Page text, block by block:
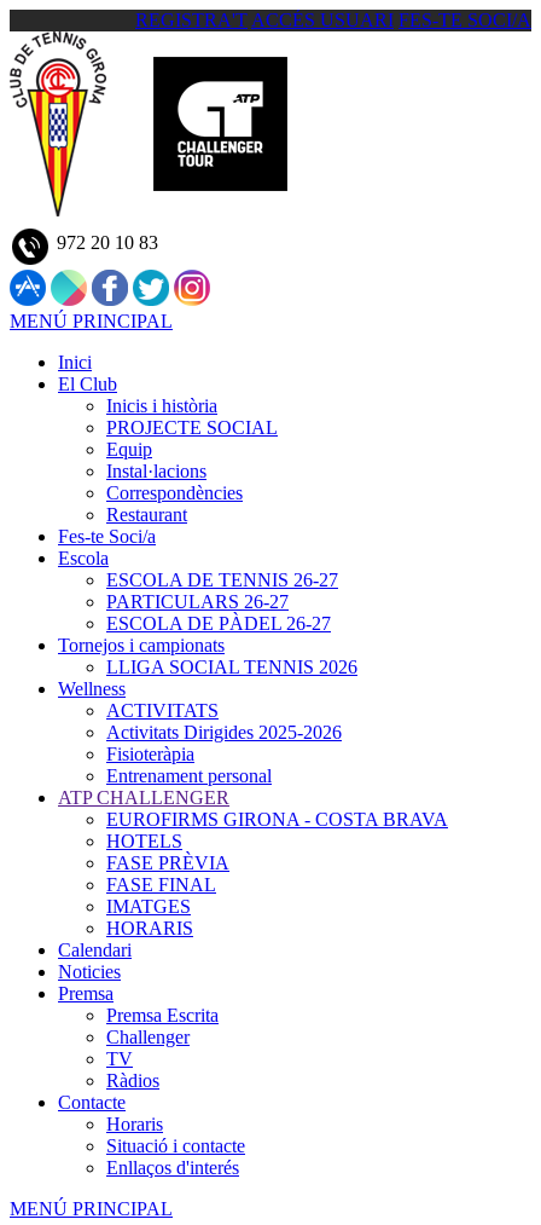
REGISTRA'T ACCÉS USUARI FES-TE SOCI/A
972 20 10 83
MENÚ PRINCIPAL
Inici
El Club
Inicis i història
PROJECTE SOCIAL
Equip
Instal·lacions
Correspondències
Restaurant
Fes-te Soci/a
Escola
ESCOLA DE TENNIS 26-27
PARTICULARS 26-27
ESCOLA DE PÀDEL 26-27
Tornejos i campionats
LLIGA SOCIAL TENNIS 2026
Wellness
ACTIVITATS
Activitats Dirigides 2025-2026
Fisioteràpia
Entrenament personal
ATP CHALLENGER
EUROFIRMS GIRONA - COSTA BRAVA
HOTELS
FASE PRÈVIA
FASE FINAL
IMATGES
HORARIS
Calendari
Noticies
Premsa
Premsa Escrita
Challenger
TV
Ràdios
Contacte
Horaris
Situació i contacte
Enllaços d'interés
MENÚ PRINCIPAL